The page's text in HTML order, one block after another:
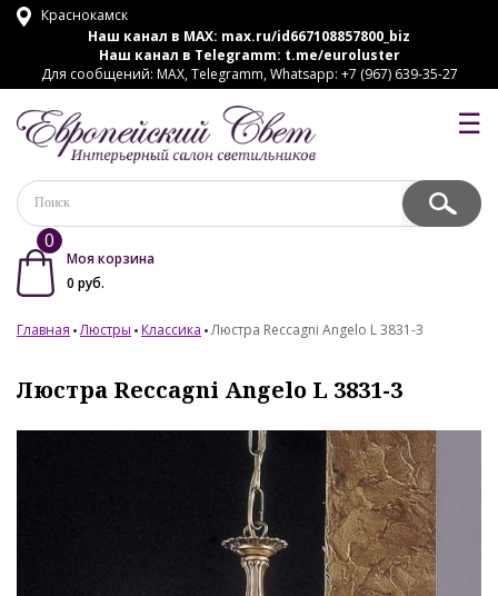
Краснокамск
Наш канал в MAX: max.ru/id667108857800_biz
Наш канал в Telegramm: t.me/euroluster
Для сообщений: MAX, Telegramm, Whatsapp: +7 (967) 639-35-27
☰
0
Моя корзина
0 руб.
Главная Люстры Классика Люстра Reccagni Angelo L 3831-3
Люстра Reccagni Angelo L 3831-3